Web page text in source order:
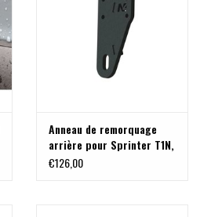
Anneau de remorquage
arrière pour Sprinter T1N,
906/907
€126,00